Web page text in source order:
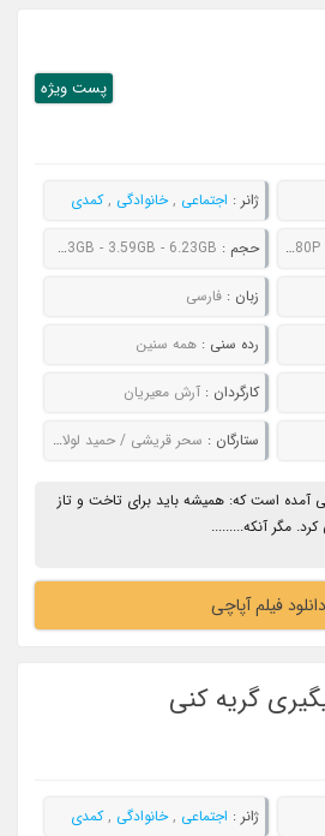
پست ويژه
ژانر : اجتماعی ,خانوادگی ,کمدی
480P - حجم : 605MB - 1.03GB - 2.33GB - 3.59GB - 6.23GB
زبان : فارسی
رده سنی : همه سنین
کارگردان : آرش معیریان
ستارگان : سحر قریشی / حمید لولایی / رضا شفیعی جم / یوسف تیموری / شهره لرستانی
آمده است که: همیشه باید برای تاخت و تاز
مگر آنکه.........
دانلود فیلم آپاچی
گریه کنی
ژانر : اجتماعی ,خانوادگی ,کمدی